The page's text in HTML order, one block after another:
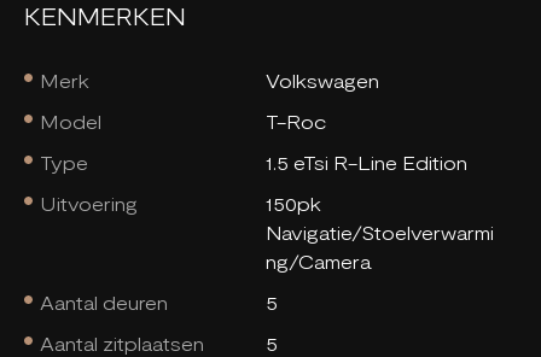
KENMERKEN
Merk
Volkswagen
Model
T-Roc
Type
1.5 eTsi R-Line Edition
Uitvoering
150pk
Navigatie/Stoelverwarmi
ng/Camera
Aantal deuren
5
Aantal zitplaatsen
5